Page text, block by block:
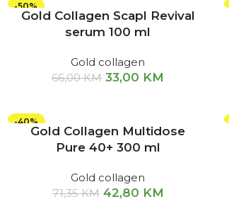
-50%
Gold Collagen Scapl Revival
serum 100 ml
Gold collagen
66,00KM 33,00 KM
-40%
Gold Collagen Multidose
Pure 40+ 300 ml
Gold collagen
71,35KM 42,80 KM